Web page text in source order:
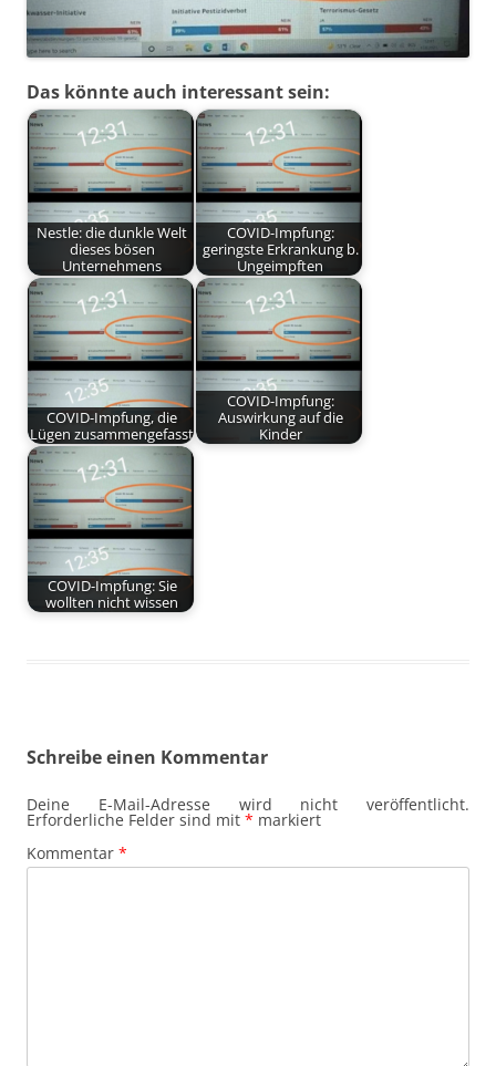
Das könnte auch interessant sein:
Nestle: die dunkle Welt
dieses bösen
Unternehmens
COVID-Impfung:
geringste Erkrankung b.
Ungeimpften
COVID-Impfung, die
Lügen zusammengefasst
COVID-Impfung:
Auswirkung auf die
Kinder
COVID-Impfung: Sie
wollten nicht wissen
Schreibe einen Kommentar
Deine E-Mail-Adresse wird nicht veröffentlicht.
Erforderliche Felder sind mit * markiert
Kommentar *